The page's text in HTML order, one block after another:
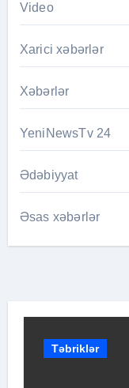
Video
Xarici xəbərlər
Xəbərlər
YeniNewsTv 24
Ədəbiyyat
Əsas xəbərlər
Təbriklər